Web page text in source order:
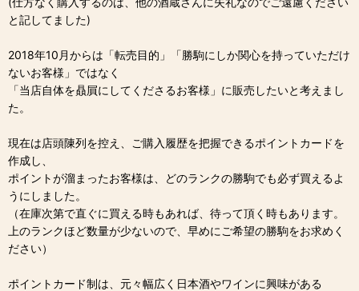
と記してました)
2018年10月からは「転売目的」「勝駒にしか関心を持っていただけ
ないお客様」ではなく
「当店自体を贔屓にしてくださるお客様」に販売したいと考えまし
た。
現在は店頭陳列を控え、ご購入履歴を把握できるポイントカードを
作成し、
ポイントが溜まったお客様は、どのランクの勝駒でも必ず買えるよ
うにしました。
（在庫次第で直ぐに買える時もあれば、待って頂く時もあります。
上のランクほど数量が少ないので、早めにご希望の勝駒をお求めく
ださい）
ポイントカード制は、元々幅広く日本酒やワインに興味がある